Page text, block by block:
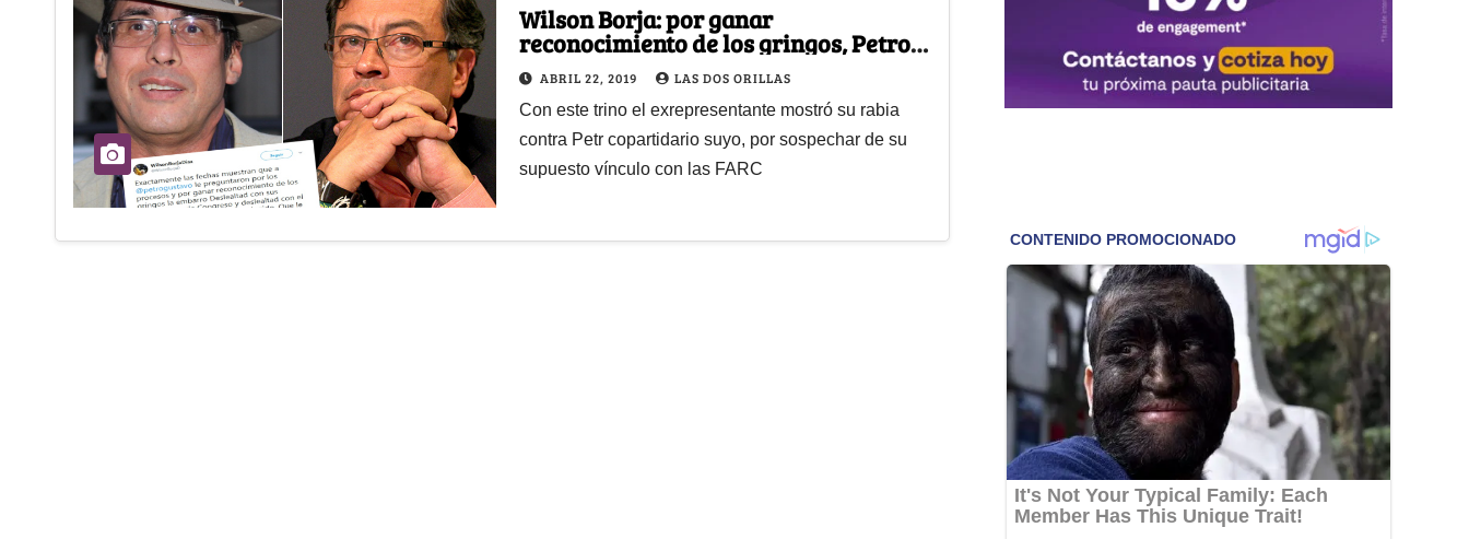
Wilson Borja: por ganar
reconocimiento de los gringos, Petro
fue desleal con el Polo
ABRIL 22, 2019 LAS DOS ORILLAS
Con este trino el exrepresentante mostró su rabia
contra Petr copartidario suyo, por sospechar de su
supuesto vínculo con las FARC